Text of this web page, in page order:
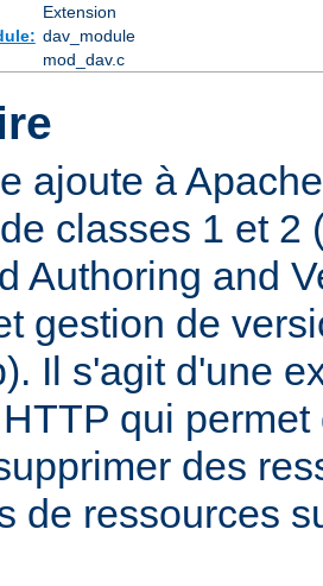
Extension
dav_module
mod_dav.c
ajoute à
de classes 1 et 2
Authoring and
gestion de
Il s'agit d'une
qui
des
de ressources